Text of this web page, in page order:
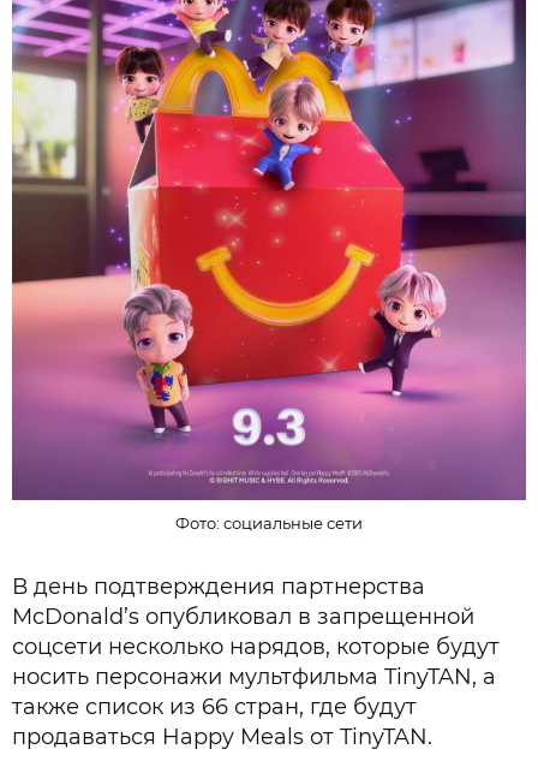
Фото: социальные сети
В день подтверждения партнерства
McDonald’s опубликовал в запрещенной
соцсети несколько нарядов, которые будут
носить персонажи мультфильма TinyTAN, а
также список из 66 стран, где будут
продаваться Happy Meals от TinyTAN.